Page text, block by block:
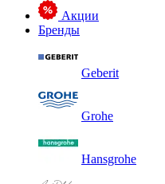
Акции
Бренды
Geberit
Grohe
Hansgrohe